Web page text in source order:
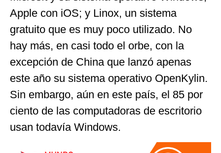
Apple con iOS; y Linox, un sistema
gratuito que es muy poco utilizado. No
hay más, en casi todo el orbe, con la
excepción de China que lanzó apenas
este año su sistema operativo OpenKylin.
Sin embargo, aún en este país, el 85 por
ciento de las computadoras de escritorio
usan todavía Windows.